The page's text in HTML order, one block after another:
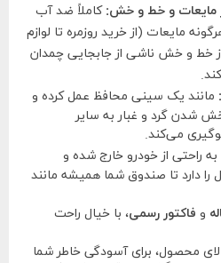
مایعات و خط و خش: کاملاً ضد آب
مایعات (از خرید روزمره تا لوازم
خط و خش ناشی از جابجایی چمدان
مانند یک سینی محافظ عمل کرده و
شدن گرد و غبار به سایر
می‌کند.
به راحتی از خودرو خارج شده و
دارد تا صندوق شما همیشه مانند
و فاکتور رسمی، با خیال راحت
محصول، برای آسودگی خاطر شما